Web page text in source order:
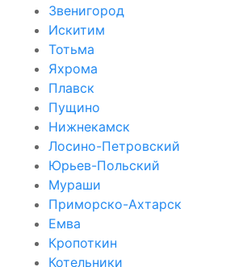
Звенигород
Искитим
Тотьма
Яхрома
Плавск
Пущино
Нижнекамск
Лосино-Петровский
Юрьев-Польский
Мураши
Приморско-Ахтарск
Емва
Кропоткин
Котельники